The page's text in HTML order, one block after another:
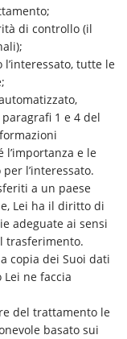
di controllo (il
tutte le
1 e 4 del
e le
l’interessato.
a un paese
Lei ha il diritto di
adeguate ai sensi
trasferimento.
copia dei Suoi dati
ne faccia
del trattamento le
basato sui